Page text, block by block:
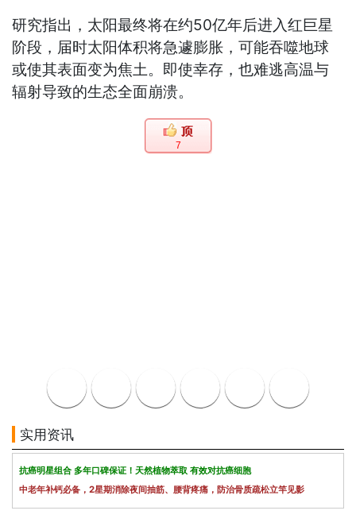
研究指出，太阳最终将在约50亿年后进入红巨星
阶段，届时太阳体积将急遽膨胀，可能吞噬地球
或使其表面变为焦土。即使幸存，也难逃高温与
辐射导致的生态全面崩溃。
7
实用资讯
抗癌明星组合 多年口碑保证！天然植物萃取 有效对抗癌细胞
中老年补钙必备，2星期消除夜间抽筋、腰背疼痛，防治骨质疏松立竿见影